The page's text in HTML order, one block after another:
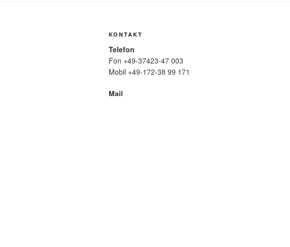
KONTAKT
Telefon
Fon +49-37423-47 003
Mobil +49-172-38 99 171
Mail